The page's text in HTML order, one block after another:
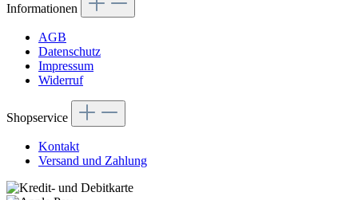
Informationen
AGB
Datenschutz
Impressum
Widerruf
Shopservice
Kontakt
Versand und Zahlung